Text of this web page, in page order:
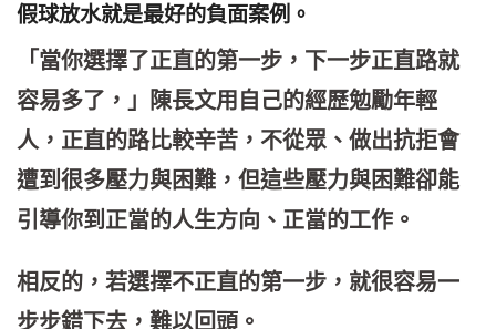
假球放水就是最好的負面案例。
「當你選擇了正直的第一步，下一步正直路就
容易多了，」陳長文用自己的經歷勉勵年輕
人，正直的路比較辛苦，不從眾、做出抗拒會
遭到很多壓力與困難，但這些壓力與困難卻能
引導你到正當的人生方向、正當的工作。
相反的，若選擇不正直的第一步，就很容易一
步步錯下去，難以回頭。